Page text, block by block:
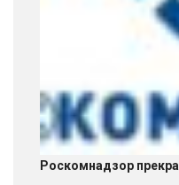
Роскомнадзор